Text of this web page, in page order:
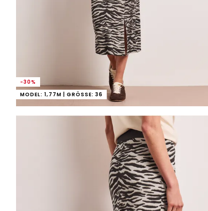
-30%
MODEL: 1,77M | GRÖSSE: 36